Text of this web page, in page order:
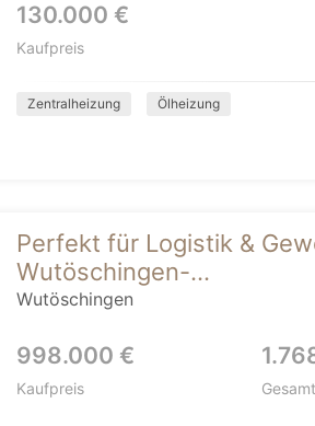
130.000 €
Kaufpreis
Zentralheizung Ölheizung
Perfekt für Logistik &
Wutöschingen-...
Wutöschingen
998.000 €
Kaufpreis